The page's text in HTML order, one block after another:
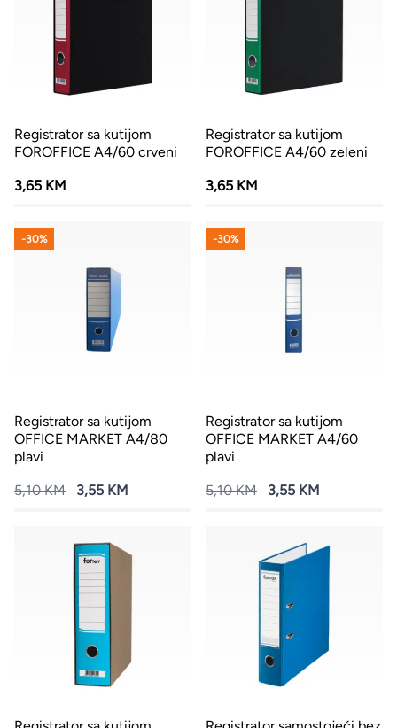
Registrator sa kutijom
FOROFFICE A4/60 crveni
3,65 KM
Registrator sa kutijom
FOROFFICE A4/60 zeleni
3,65 KM
Registrator sa kutijom
OFFICE MARKET A4/80
plavi
5,10 KM
3,55 KM
-30%
Registrator sa kutijom
OFFICE MARKET A4/60
plavi
5,10 KM
3,55 KM
-30%